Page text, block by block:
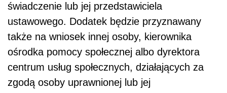
świadczenie lub jej przedstawiciela
ustawowego. Dodatek będzie przyznawany
także na wniosek innej osoby, kierownika
ośrodka pomocy społecznej albo dyrektora
centrum usług społecznych, działających za
zgodą osoby uprawnionej lub jej